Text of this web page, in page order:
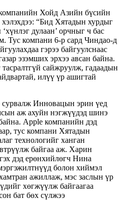
Хойд Азийн бүсийн
“Бид Хятадын хурдыг
дулаан’ орчныг ч бас
Тус компани 6-р сард Чиндао-д
гэрээ байгуулснаас
эзэмших эрхээ авсан байна.
сайжруулж, гадаадын
илүү үр ашигтай
Инновацын эрин үед
аж ахуйн нэгжүүдэд шинэ
Apple компанийн дэд
тус компани Хятадын
технологийг ханган
байгаа аж. Харин
дэд ерөнхийлөгч Нина
болон хиймэл
ажиллаж, мэс заслын үр
хөгжүүлж байгаагаа
бат бөх сүлжээ